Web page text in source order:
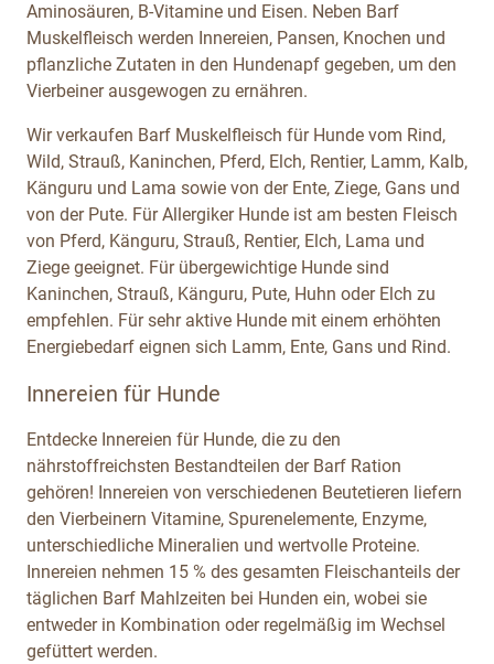
Aminosäuren, B-Vitamine und Eisen. Neben Barf
Muskelfleisch werden Innereien, Pansen, Knochen und
pflanzliche Zutaten in den Hundenapf gegeben, um den
Vierbeiner ausgewogen zu ernähren.
Wir verkaufen Barf Muskelfleisch für Hunde vom Rind,
Wild, Strauß, Kaninchen, Pferd, Elch, Rentier, Lamm, Kalb,
Känguru und Lama sowie von der Ente, Ziege, Gans und
von der Pute. Für Allergiker Hunde ist am besten Fleisch
von Pferd, Känguru, Strauß, Rentier, Elch, Lama und
Ziege geeignet. Für übergewichtige Hunde sind
Kaninchen, Strauß, Känguru, Pute, Huhn oder Elch zu
empfehlen. Für sehr aktive Hunde mit einem erhöhten
Energiebedarf eignen sich Lamm, Ente, Gans und Rind.
Innereien für Hunde
Entdecke Innereien für Hunde, die zu den
nährstoffreichsten Bestandteilen der Barf Ration
gehören! Innereien von verschiedenen Beutetieren liefern
den Vierbeinern Vitamine, Spurenelemente, Enzyme,
unterschiedliche Mineralien und wertvolle Proteine.
Innereien nehmen 15 % des gesamten Fleischanteils der
täglichen Barf Mahlzeiten bei Hunden ein, wobei sie
entweder in Kombination oder regelmäßig im Wechsel
gefüttert werden.